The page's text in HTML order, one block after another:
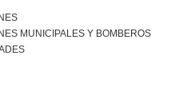
MUNICIPALES Y BOMBEROS